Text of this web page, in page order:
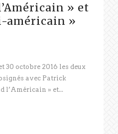
» et
américain »
30 octobre 2016 les deux
avec Patrick
l’Américain » et...